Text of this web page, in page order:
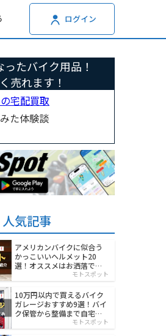
ログイン
たバイク用品！
売れます！
宅配買取
た体験談
人気記事
アメリカンバイクに似合う
かっこいいヘルメット20
選！オススメはお洒落でワ
モトスポット
10万円以内で買えるバイク
ガレージおすすめ9選！バイ
ク保管から整備まで自宅で
モトスポット